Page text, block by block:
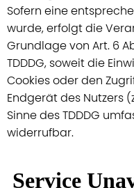
Sofern eine
wurde, erfolgt die
Grundlage von Art. 6
TDDDG, soweit die
Cookies oder den
Endgerät des Nutzers
Sinne des TDDDG
widerrufbar.